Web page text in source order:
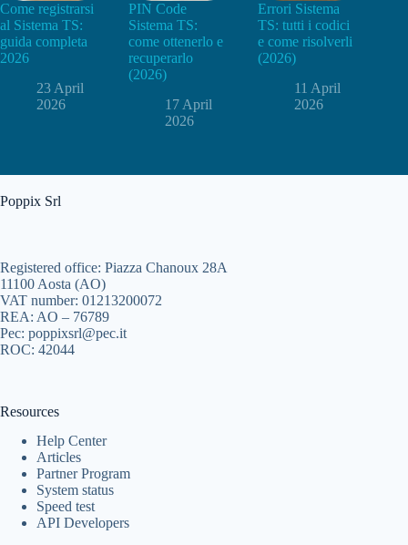
Come registrarsi
al Sistema TS:
guida completa
2026
23 April
2026
PIN Code
Sistema TS:
come ottenerlo e
recuperarlo
(2026)
17 April
2026
Errori Sistema
TS: tutti i codici
e come risolverli
(2026)
11 April
2026
Poppix Srl
Registered office: Piazza Chanoux 28A
11100 Aosta (AO)
VAT number: 01213200072
REA: AO – 76789
Pec: poppixsrl@pec.it
ROC: 42044
Resources
Help Center
Articles
Partner Program
System status
Speed test
API Developers